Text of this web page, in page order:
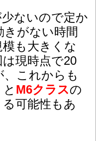
ないので定か
がない時間
も大きくな
現時点で20
これからも
M6クラスの
可能性もあ